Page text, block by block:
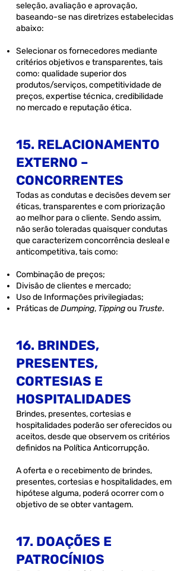
seleção, avaliação e aprovação,
baseando-se nas diretrizes estabelecidas
abaixo:
Selecionar os fornecedores mediante
critérios objetivos e transparentes, tais
como: qualidade superior dos
produtos/serviços, competitividade de
preços, expertise técnica, credibilidade
no mercado e reputação ética.
15. RELACIONAMENTO
EXTERNO –
CONCORRENTES
Todas as condutas e decisões devem ser
éticas, transparentes e com priorização
ao melhor para o cliente. Sendo assim,
não serão toleradas quaisquer condutas
que caracterizem concorrência desleal e
anticompetitiva, tais como:
Combinação de preços;
Divisão de clientes e mercado;
Uso de Informações privilegiadas;
Práticas deDumping, Tippingou Truste.
16. BRINDES,
PRESENTES,
CORTESIAS E
HOSPITALIDADES
Brindes, presentes, cortesias e
hospitalidades poderão ser oferecidos ou
aceitos, desde que observem os critérios
definidos na Política Anticorrupção.
A oferta e o recebimento de brindes,
presentes, cortesias e hospitalidades, em
hipótese alguma, poderá ocorrer com o
objetivo de se obter vantagem.
17. DOAÇÕES E
PATROCÍNIOS